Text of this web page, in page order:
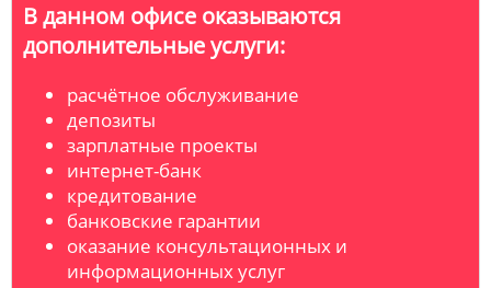
В данном офисе оказываются
дополнительные услуги:
расчётное обслуживание
депозиты
зарплатные проекты
интернет-банк
кредитование
банковские гарантии
оказание консультационных и
информационных услуг